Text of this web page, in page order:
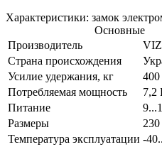
Характеристики: замок
Основные
Производитель
Страна происхождения
Усилие удержания, кг
400
Потребляемая мощность
7,2
Питание
Размеры
Температура эксплуатации -